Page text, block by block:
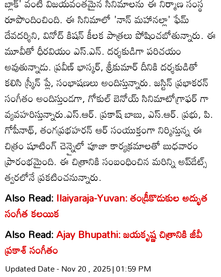
రూపొందించింది. ఈ సినిమాలో 'నాన్ మహానల్లా' ఫేమ్
దేవదర్శిని, వినోద్ కిషన్ కీలక పాత్రలు పోషించబోతున్నారు. ఈ
మూవీతో ధీరవియం ఎస్.ఎన్. దర్శకుడిగా పరిచయం
అవుతున్నాడు. ప్రవీణ్‌ భాస్కర్, శ్రీకుమార్ దీనికి దర్శకుడితో
కలిసి స్క్రీన్ ప్లే, సంభాషణలు అందిస్తున్నారు. జస్టిన్ ప్రభాకరన్
సంగీతం అందిస్తుండగా, గోకుల్ బెనోయ్ సినిమాటోగ్రాఫర్ గా
వ్యవహరిస్తున్నారు.ఎస్.ఆర్. ప్రకాష్ బాబు, ఎస్.ఆర్. ప్రభు, పి.
గోపీనాథ్, తంగప్రభహరన్ ఆర్ సంయుక్తంగా నిర్మిస్తున్న ఈ
చిత్రం షూటింగ్ చెన్నైలో పూజా కార్యక్రమాలతో బుధవారం
ప్రారంభమైంది. ఈ చిత్రానికి సంబంధించిన మరిన్ని అప్‌డేట్స్
త్వరలోనే ప్రకటించనున్నారు.
Also Read: Ilaiyaraja-Yuvan: తండ్రీకొడుకుల అద్భుత
సంగీత కలయిక
Also Read:Ajay Bhupathi: జయకృష్ణ చిత్రానికి జీవీ
ప్రకాశ్ సంగీతం
Updated Date - Nov 20 , 2025 | 01:59 PM